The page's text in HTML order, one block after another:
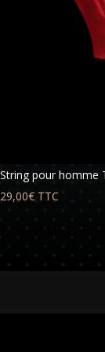
String pour homme
29,00€ TTC